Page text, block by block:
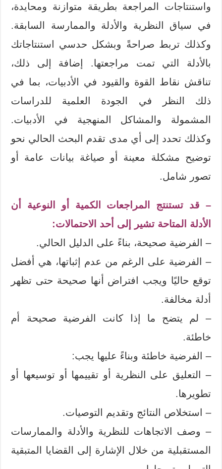
واستنتاجات المراجعة بطريقة متوازنة ومحايدة،
في سياق النظرية والأدلة والممارسة السابقة.
وكذلك تربط صراحةً وبشكل حدسي استنتاجاتك
بالأدلة التي تمت مراجعتها. إضافة إلى ذلك،
تناقش نقاط القوة والقيود في الأدبيات، بما في
ذلك النظر في الجودة العلمية للدراسات
المشمولة والمشاكل المنهجية في الأدبيات.
وكذلك تحدد إلى أي مدى تقدم البحث الحالي نحو
توضيح مشكلة معينة أو صياغة بيانات عامة أو
تصور شامل.
– قد تستنتج المراجعات الكمية أو النوعية أن
الأدلة المتاحة تشير إلى أحد الاحتمالات:
– الفرضية صحيحة، بناءً على الدليل الحالي.
– الفرضية على الرغم من عدم إثباتها، هي أفضل
توقع حاليًا ويجب افتراض أنها صحيحة حتى تظهر
أدلة مخالفة.
– لم يتضح ما إذا كانت الفرضية صحيحة أم
خاطئة.
– الفرضية خاطئة وبناءً عليها يجب:
– التعليق على النظرية أو تقييمها أو توسيعها أو
تطويرها.
– استخلاص النتائج وتقديم التوصيات.
– وصف الاتجاهات للنظرية والأدلة والممارسات
المستقبلية من خلال الإشارة إلى القضايا المتبقية